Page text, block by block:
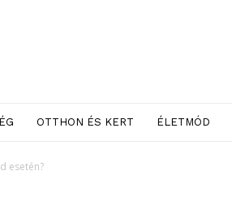
OTTHON ÉS KERT ÉLETMÓD
esetén?